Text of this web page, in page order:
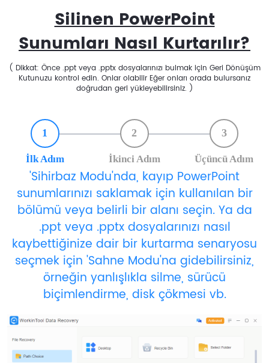
Silinen PowerPoint
Sunumları Nasıl Kurtarılır?
( Dikkat: Önce .ppt veya .pptx dosyalarınızı bulmak için Geri Dönüşüm
Kutunuzu kontrol edin. Onlar olabilir Eğer onları orada bulursanız
doğrudan geri yükleyebilirsiniz. )
1
İlk Adım
2
İkinci Adım
3
Üçüncü Adım
'Sihirbaz Modu'nda, kayıp PowerPoint
sunumlarınızı saklamak için kullanılan bir
bölümü veya belirli bir alanı seçin. Ya da
.ppt veya .pptx dosyalarınızı nasıl
kaybettiğinize dair bir kurtarma senaryosu
seçmek için 'Sahne Modu'na gidebilirsiniz,
örneğin yanlışlıkla silme, sürücü
biçimlendirme, disk çökmesi vb.